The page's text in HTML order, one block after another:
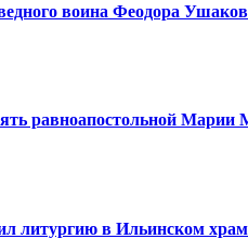
воина Феодора
равноапостольной Марии
литургию в Ильинском